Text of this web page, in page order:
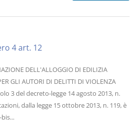
4 art. 12
DELL'ALLOGGIO DI EDILIZIA
GLI AUTORI DI DELITTI DI VIOLENZA
3 del decreto-legge 14 agosto 2013, n.
dalla legge 15 ottobre 2013, n. 119, è